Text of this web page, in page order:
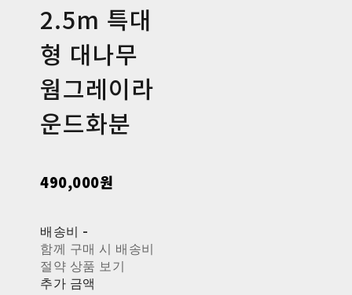
2.5m 특대
형 대나무
웜그레이라
운드화분
490,000원
배송비 -
함께 구매 시 배송비
절약 상품 보기
추가 금액